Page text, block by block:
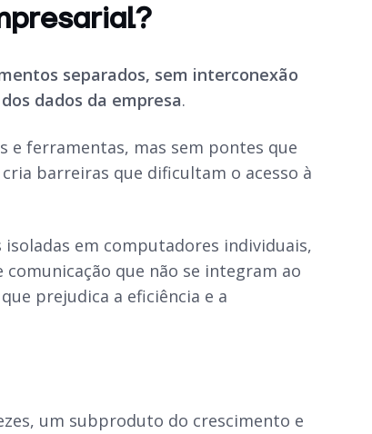
separados, sem interconexão
dados da empresa.
e ferramentas, mas sem pontes que
barreiras que dificultam o acesso à
em computadores individuais,
que não se integram ao
prejudica a eficiência e a
um subproduto do crescimento e